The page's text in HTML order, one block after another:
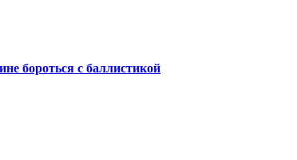
бороться с баллистикой